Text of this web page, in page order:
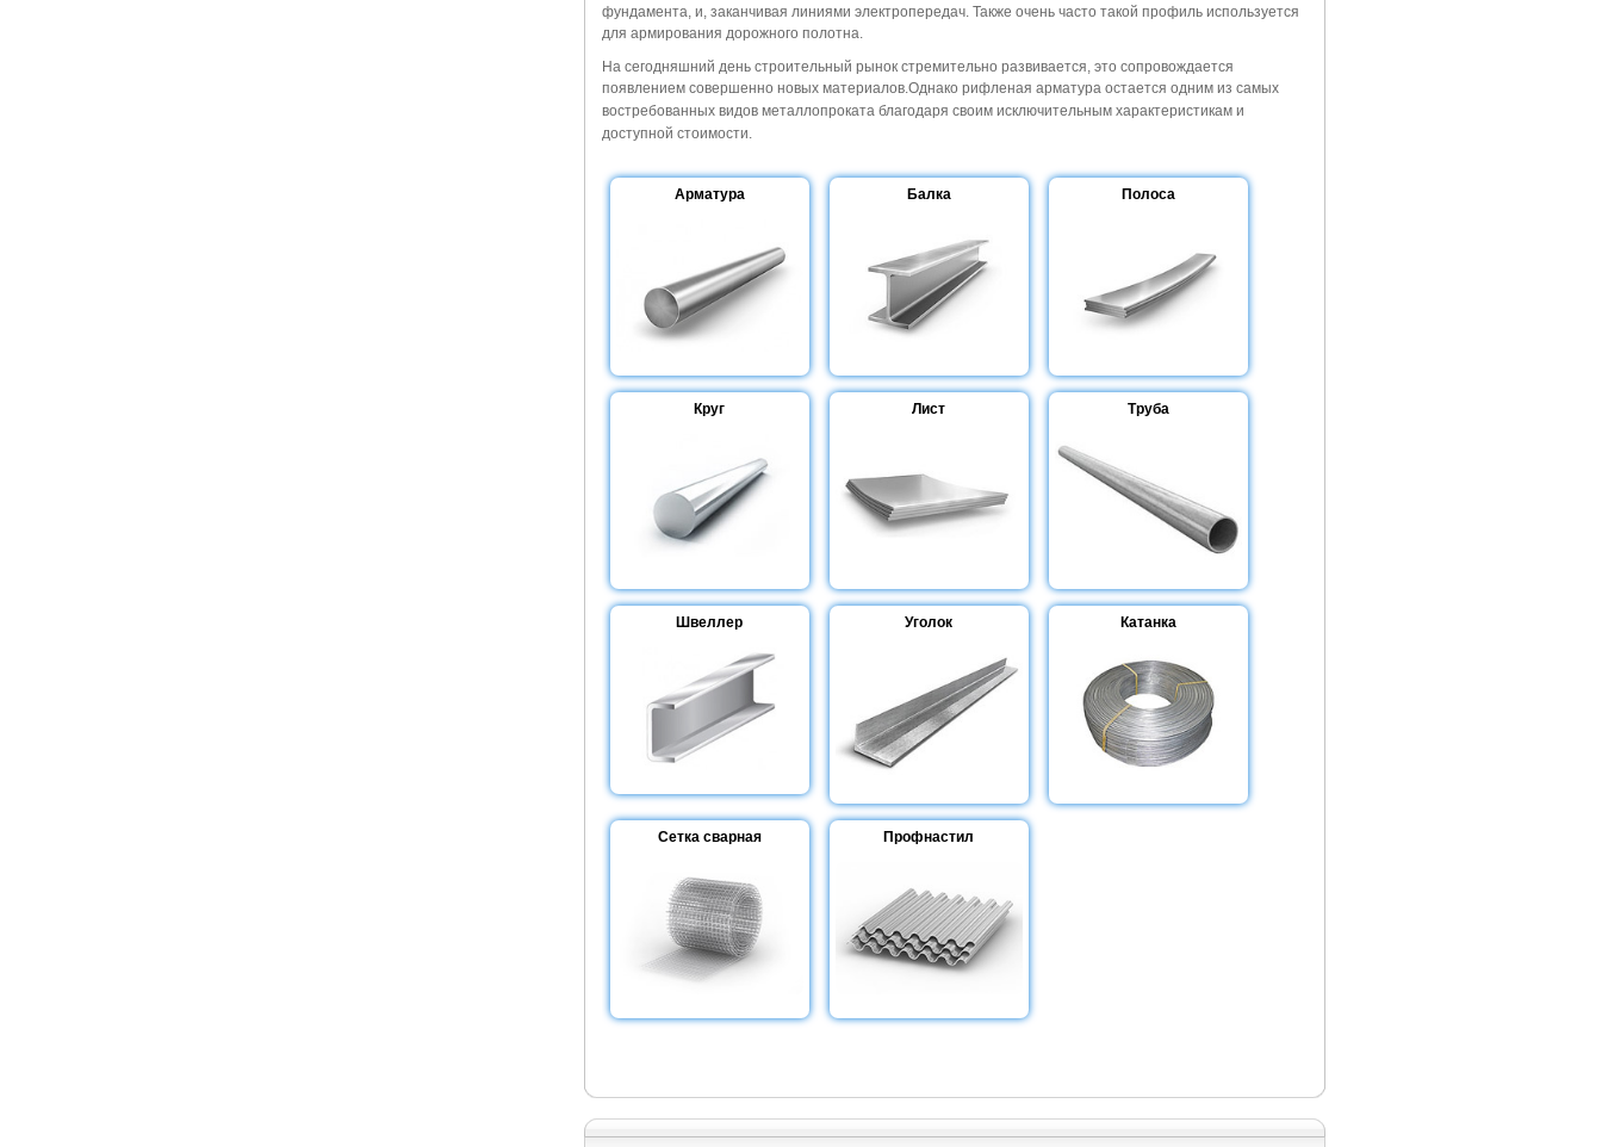
фундамента, и, заканчивая линиями электропередач. Также очень часто такой профиль используется
для армирования дорожного полотна.
На сегодняшний день строительный рынок стремительно развивается, это сопровождается
появлением совершенно новых материалов.Однако рифленая арматура остается одним из самых
востребованных видов металлопроката благодаря своим исключительным характеристикам и
доступной стоимости.
Арматура Балка Полоса
Круг Лист Труба
Швеллер Уголок Катанка
Сетка сварная Профнастил